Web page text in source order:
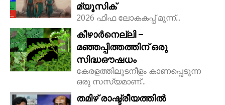
മ്യൂസിക്
2026 ഫിഫ ലോകകപ്പ് മൂന്ന്...
കീഴാർനെല്ലി –
മഞ്ഞപ്പിത്തത്തിന് ഒരു
സിദ്ധഔഷധം
കേരളത്തിലുടനീളം കാണപ്പെടുന്ന
ഒരു സസ്യമാണ്...
തമിഴ് രാഷ്ട്രീയത്തിൽ